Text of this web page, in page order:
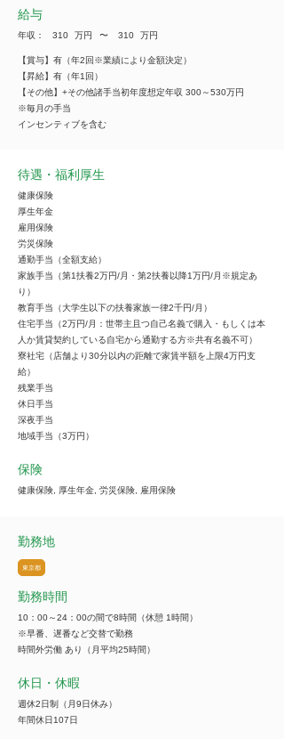
給与
年収： 310 万円 ​〜 310 万円
【賞与】有（年2回※業績により金額決定）
【昇給】有（年1回）
【その他】+その他諸手当初年度想定年収 300～530万円
※毎月の手当
インセンティブを含む
待遇・福利厚生
健康保険
厚生年金
雇用保険
労災保険
通勤手当（全額支給）
家族手当（第1扶養2万円/月・第2扶養以降1万円/月※規定あ
り）
教育手当（大学生以下の扶養家族一律2千円/月）
住宅手当（2万円/月：世帯主且つ自己名義で購入・もしくは本
人か賃貸契約している自宅から通勤する方※共有名義不可）
寮社宅（店舗より30分以内の距離で家賃半額を上限4万円支
給）
残業手当
休日手当
深夜手当
地域手当（3万円）
保険
健康保険, 厚生年金, 労災保険, 雇用保険
勤務地
東京都
勤務時間
10：00～24：00の間で8時間（休憩 1時間）
※早番、遅番など交替で勤務
時間外労働 あり（月平均25時間）
休日・休暇
週休2日制（月9日休み）
年間休日107日